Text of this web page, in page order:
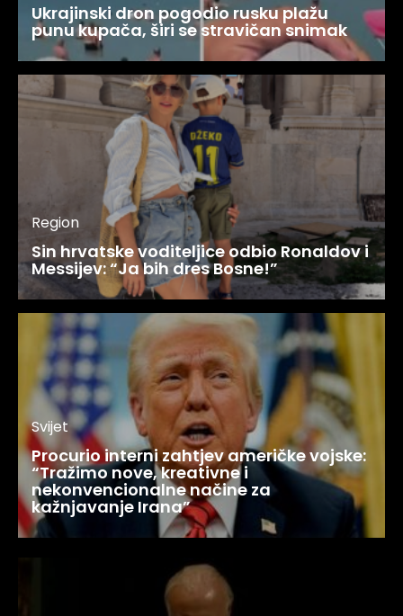
Ukrajinski dron pogodio rusku plažu
punu kupača, širi se stravičan snimak
Region
Sin hrvatske voditeljice odbio Ronaldov i
Messijev: “Ja bih dres Bosne!”
Svijet
Procurio interni zahtjev američke vojske:
“Tražimo nove, kreativne i
nekonvencionalne načine za
kažnjavanje Irana”